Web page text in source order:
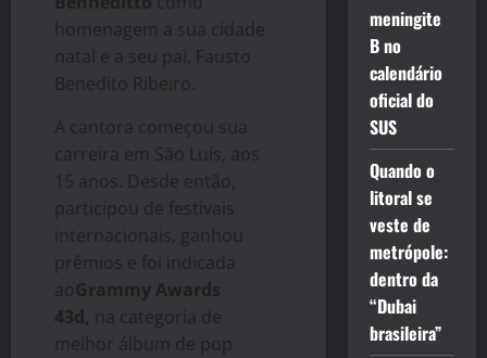
homenagem a sua cidade
natal e a seu pai, Fausto
Benedito Ribeiro.
A cantora começou sua
carreira em São Luís, aos
15 anos. Desde então,
participou de festivais
internacionais, ganhou
prêmios e foi indicada
aoGrammy Awards
43d, na categoria de
melhor álbum de pop
meningite
B no
calendário
oficial do
SUS
Quando o
litoral se
veste de
metrópole:
dentro da
“Dubai
brasileira”